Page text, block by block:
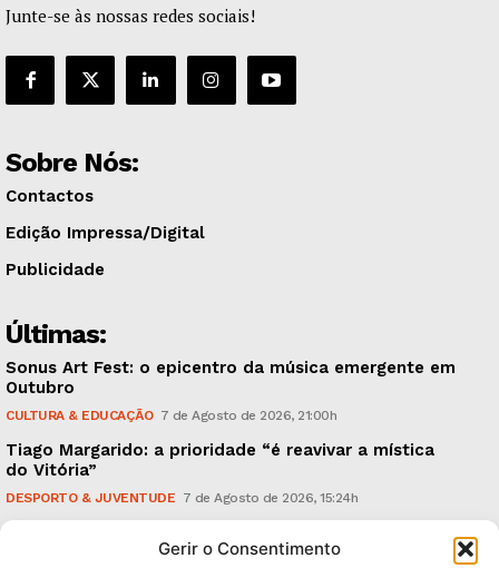
Gerir o Consentimento
Junte-se às nossas redes sociais!
Sobre Nós:
Contactos
Edição Impressa/Digital
Publicidade
Últimas:
Sonus Art Fest: o epicentro da música emergente em
Outubro
CULTURA & EDUCAÇÃO 7 de Agosto de 2026, 21:00h
Tiago Margarido: a prioridade “é reavivar a mística
do Vitória”
DESPORTO & JUVENTUDE 7 de Agosto de 2026, 15:24h
caudais e antecipa situações de risco